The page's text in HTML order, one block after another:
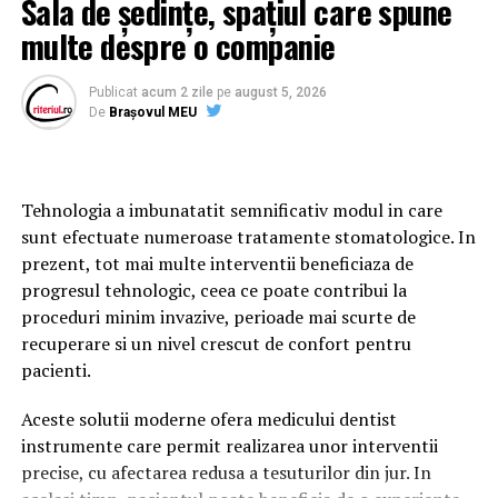
linkuri.
Este un răspuns generat de inteligența artificială.
Acest lucru înseamnă că lupta pentru vizibilitate începe
contează.
Realitatea este exact opusă.
SEO continuă să fie fundamentul oricărei strategii
digitale.
site-ul nu poate fi indexat corect;
conținutul nu poate fi descoperit eficient;
in care acesta poate fi folosit si avantajele pe care le
ofera.
Ce este laserul dentar si cand se foloseste in
stomatologie?
a anumitor tesuturi din cavitatea orala. In functie de
tipul procedurii si de caracteristicile aparatului,
tehnologia poate fi utilizata in cadrul mai multor
interventii stomatologice.
In majoritatea cazurilor, laserul completeaza tehnicile
stomatologice conventionale. Exista insa si situatii in
tratament, in functie de diagnosticul stabilit si de
particularitatile pacientului.
Sala de ședințe, spațiul care spune
multe despre o companie
Publicat acum 2 zile pe august 5, 2026
De Brașovul MEU
Tehnologia a imbunatatit semnificativ modul in care
sunt efectuate numeroase tratamente stomatologice. In
prezent, tot mai multe interventii beneficiaza de
progresul tehnologic, ceea ce poate contribui la
proceduri minim invazive, perioade mai scurte de
recuperare si un nivel crescut de confort pentru
pacienti.
Aceste solutii moderne ofera medicului dentist
instrumente care permit realizarea unor interventii
precise, cu afectarea redusa a tesuturilor din jur. In